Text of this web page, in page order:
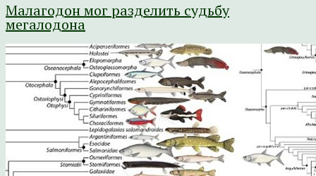
Малагодон мог разделить судьбу
мегалодона